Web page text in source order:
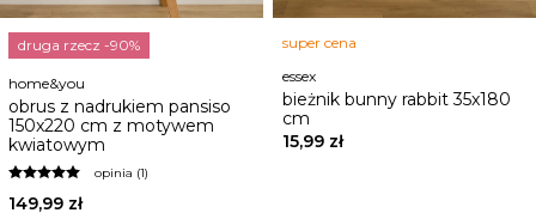
druga rzecz -90%
home&you
obrus z nadrukiem pansiso
150x220 cm z motywem
kwiatowym
opinia (1)
149,99 zł
super cena
essex
bieżnik bunny rabbit 35x180
cm
15,99 zł